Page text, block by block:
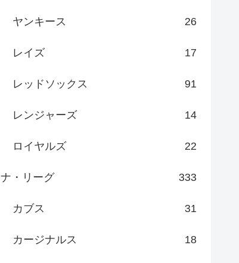
ヤンキース 26
レイズ 17
レッドソックス 91
レンジャーズ 14
ロイヤルズ 22
ナ・リーグ 333
カブス 31
カージナルス 18